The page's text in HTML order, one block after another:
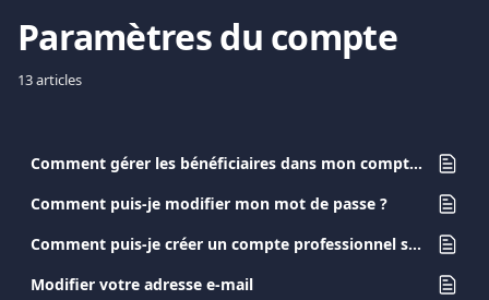
Paramètres du compte
13 articles
Comment gérer les bénéficiaires dans mon compte Viva.com ?
Comment puis-je modifier mon mot de passe ?
Comment puis-je créer un compte professionnel supplémentaire ?
Modifier votre adresse e-mail